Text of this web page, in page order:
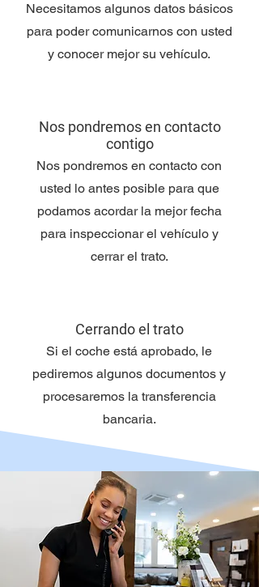
Necesitamos algunos datos básicos
para poder comunicarnos con usted
y conocer mejor su vehículo.
Nos pondremos en contacto
contigo
Nos pondremos en contacto con
usted lo antes posible para que
podamos acordar la mejor fecha
para inspeccionar el vehículo y
cerrar el trato.
Cerrando el trato
Si el coche está aprobado, le
pediremos algunos documentos y
procesaremos la transferencia
bancaria.